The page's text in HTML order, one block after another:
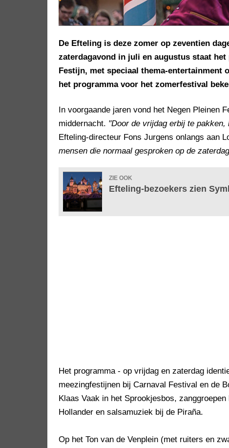
De Efteling is deze zomer op zeventien
zaterdagavond in juli en augustus staat
Festijn, met speciaal thema-entertainment
het programma voor het zomerfestival
In voorgaande jaren vond het Negen Pleinen
middernacht. "Door de vrijdag erbij te
Efteling-directeur Fons Jurgens onlangs aan
mensen die normaal gesproken op de
ZIE OOK
Efteling-bezoekers zien
Het programma - op vrijdag en zaterdag
meezingfestijnen bij Carnaval Festival en de
Klaas Vaak in het Sprookjesbos,
Hollander en salsamuziek bij de Piraña.
Op het Ton van de Venplein (met ruiters en